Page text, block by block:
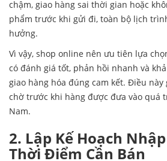
chậm, giao hàng sai thời gian hoặc
phẩm trước khi gửi đi, toàn bộ lịch
hưởng.
Vì vậy, shop online nên ưu tiên lựa
có đánh giá tốt, phản hồi nhanh và
giao hàng hóa đúng cam kết. Điều
chờ trước khi hàng được đưa vào quá
Nam.
2. Lập Kế Hoạch
Thời Điểm Cần Bán